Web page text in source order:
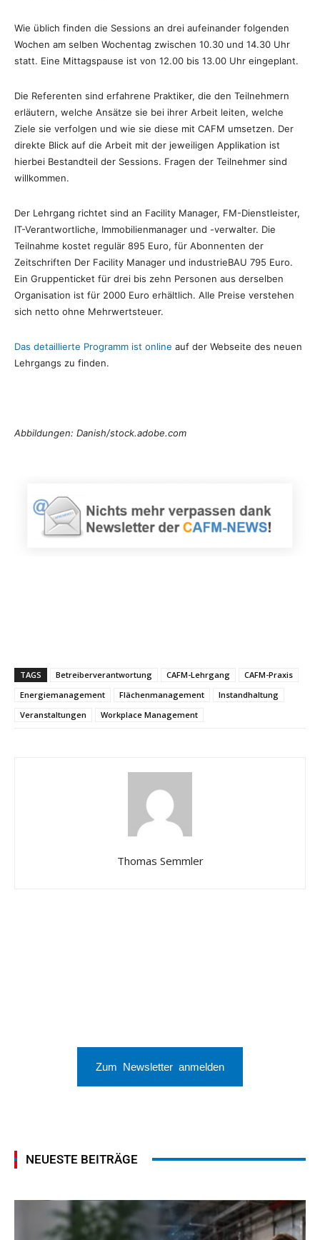
Wie üblich finden die Sessions an drei aufeinander folgenden
Wochen am selben Wochentag zwischen 10.30 und 14.30 Uhr
statt. Eine Mittagspause ist von 12.00 bis 13.00 Uhr eingeplant.
Die Referenten sind erfahrene Praktiker, die den Teilnehmern
erläutern, welche Ansätze sie bei ihrer Arbeit leiten, welche
Ziele sie verfolgen und wie sie diese mit CAFM umsetzen. Der
direkte Blick auf die Arbeit mit der jeweiligen Applikation ist
hierbei Bestandteil der Sessions. Fragen der Teilnehmer sind
willkommen.
Der Lehrgang richtet sind an Facility Manager, FM-Dienstleister,
IT-Verantwortliche, Immobilienmanager und -verwalter. Die
Teilnahme kostet regulär 895 Euro, für Abonnenten der
Zeitschriften Der Facility Manager und industrieBAU 795 Euro.
Ein Gruppenticket für drei bis zehn Personen aus derselben
Organisation ist für 2000 Euro erhältlich. Alle Preise verstehen
sich netto ohne Mehrwertsteuer.
Das detaillierte Programm ist online auf der Webseite des neuen
Lehrgangs zu finden.
Abbildungen: Danish/stock.adobe.com
TAGS Betreiberverantwortung CAFM-Lehrgang
CAFM-Praxis
Energiemanagement
Flächenmanagement
Instandhaltung
Veranstaltungen
Workplace Management
Thomas Semmler
Zum Newsletter anmelden
NEUESTE BEITRÄGE